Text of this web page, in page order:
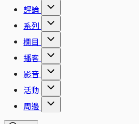
評論
系列
欄目
播客
影音
活動
周邊